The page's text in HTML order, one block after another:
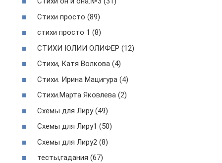
Стихи просто (89)
стихи просто 1 (8)
СТИХИ ЮЛИИ ОЛИФЕР (12)
Стихи, Катя Волкова (4)
Стихи. Ирина Мацигура (4)
Стихи.Марта Яковлева (2)
Схемы для Лиру (49)
Схемы для Лиру1 (50)
Схемы для Лиру2 (8)
тесты,гадания (67)